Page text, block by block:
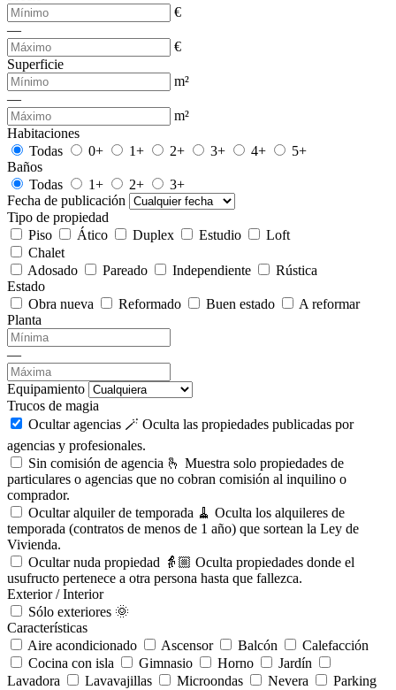
€
—
€
Superficie
m²
—
m²
Habitaciones
Todas
0+ 1+ 2+ 3+ 4+
5+
Baños
Todas
1+ 2+
3+
Fecha de publicación
Tipo de propiedad
Piso
Ático Duplex Estudio
Loft
Chalet
Adosado
Pareado Independiente
Rústica
Estado
Obra nueva
Reformado Buen estado
A reformar
Planta
—
Equipamiento
Trucos de magia
Ocultar agencias 🪄 Oculta las propiedades publicadas por
agencias y profesionales.
Sin comisión de agencia 🫰 Muestra solo propiedades de
particulares o agencias que no cobran comisión al inquilino o
comprador.
Ocultar alquiler de temporada 🧹 Oculta los alquileres de
temporada (contratos de menos de 1 año) que sortean la Ley de
Vivienda.
Ocultar nuda propiedad 👵🏼 Oculta propiedades donde el
usufructo pertenece a otra persona hasta que fallezca.
Exterior / Interior
Sólo exteriores 🌞
Características
Aire acondicionado
Ascensor Balcón
Calefacción
Cocina con isla
Gimnasio Horno
Jardín
Lavadora
Lavavajillas Microondas Nevera
Parking